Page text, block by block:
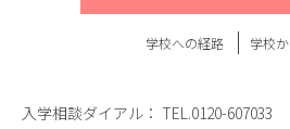
学校への経路 学校
入学相談ダイアル： TEL.0120-607033